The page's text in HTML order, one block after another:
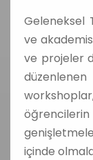
Geleneksel
ve
ve projeler
içinde